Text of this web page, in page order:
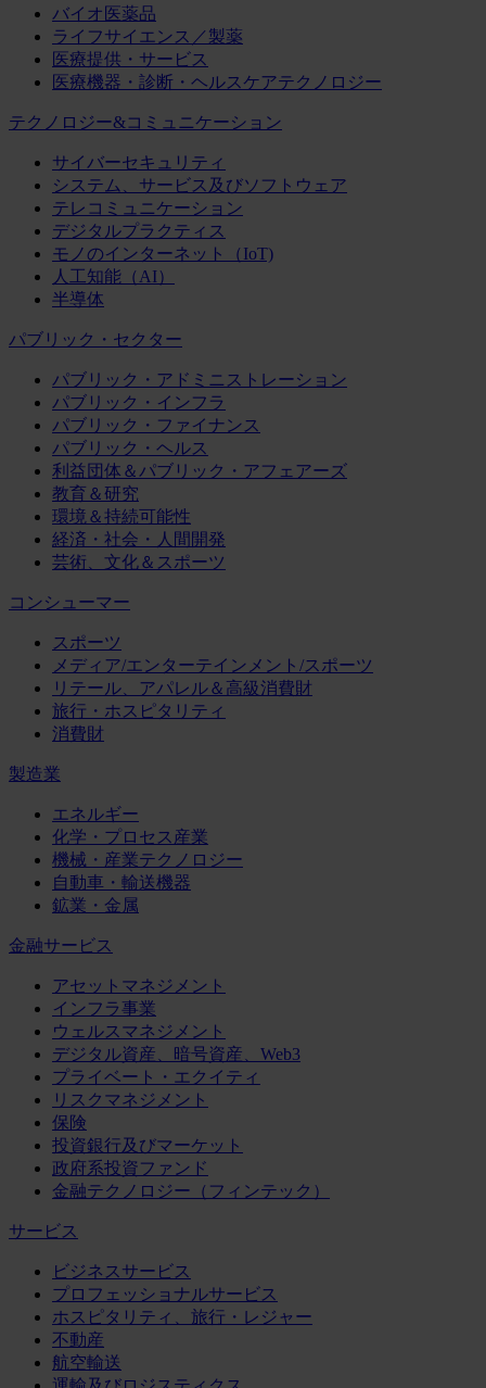
バイオ医薬品
ライフサイエンス／製薬
医療提供・サービス
医療機器・診断・ヘルスケアテクノロジー
テクノロジー&コミュニケーション
サイバーセキュリティ
システム、サービス及びソフトウェア
テレコミュニケーション
デジタルプラクティス
モノのインターネット（IoT)
人工知能（AI）
半導体
パブリック・セクター
パブリック・アドミニストレーション
パブリック・インフラ
パブリック・ファイナンス
パブリック・ヘルス
利益団体＆パブリック・アフェアーズ
教育＆研究
環境＆持続可能性
経済・社会・人間開発
芸術、文化＆スポーツ
コンシューマー
スポーツ
メディア/エンターテインメント/スポーツ
リテール、アパレル＆高級消費財
旅行・ホスピタリティ
消費財
製造業
エネルギー
化学・プロセス産業
機械・産業テクノロジー
自動車・輸送機器
鉱業・金属
金融サービス
アセットマネジメント
インフラ事業
ウェルスマネジメント
デジタル資産、暗号資産、Web3
プライベート・エクイティ
リスクマネジメント
保険
投資銀行及びマーケット
政府系投資ファンド
金融テクノロジー（フィンテック）
サービス
ビジネスサービス
プロフェッショナルサービス
ホスピタリティ、旅行・レジャー
不動産
航空輸送